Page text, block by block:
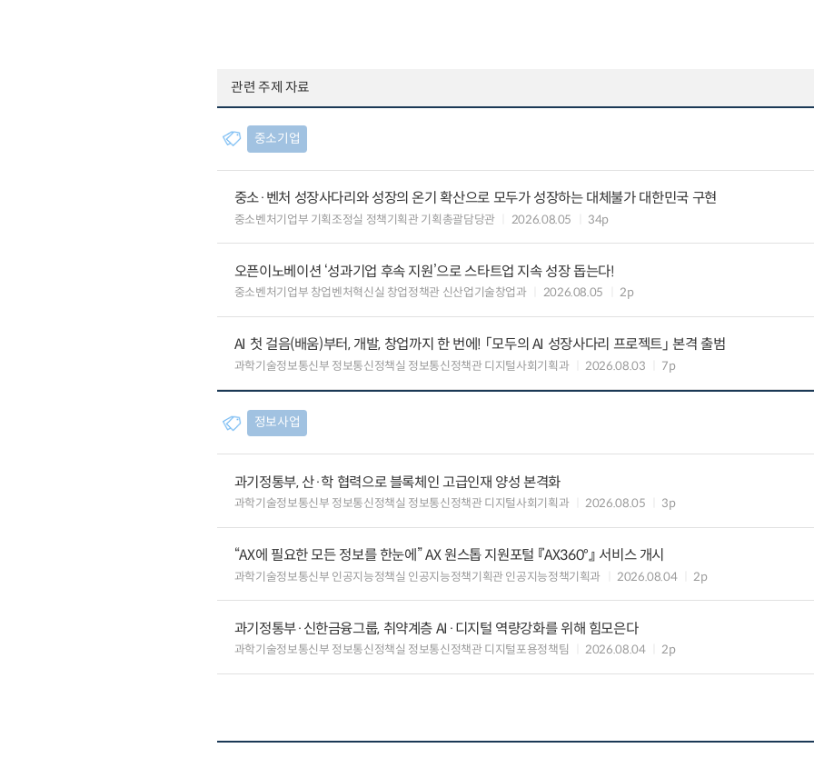
관련 주제 자료
중소기업
중소·벤처 성장사다리와 성장의 온기 확산으로 모두가 성장하는 대체불가 대한민국 구현
중소벤처기업부 기획조정실 정책기획관 기획총괄담당관 2026.08.05 34p
오픈이노베이션 ‘성과기업 후속 지원’으로 스타트업 지속 성장 돕는다!
중소벤처기업부 창업벤처혁신실 창업정책관 신산업기술창업과 2026.08.05 2p
AI 첫 걸음(배움)부터, 개발, 창업까지 한 번에! 「모두의 AI 성장사다리 프로젝트」 본격 출범
과학기술정보통신부 정보통신정책실 정보통신정책관 디지털사회기획과 2026.08.03 7p
정보사업
과기정통부, 산·학 협력으로 블록체인 고급인재 양성 본격화
과학기술정보통신부 정보통신정책실 정보통신정책관 디지털사회기획과 2026.08.05 3p
“AX에 필요한 모든 정보를 한눈에” AX 원스톱 지원포털 『AX360°』 서비스 개시
과학기술정보통신부 인공지능정책실 인공지능정책기획관 인공지능정책기획과 2026.08.04 2p
과기정통부·신한금융그룹, 취약계층 AI·디지털 역량강화를 위해 힘모은다
과학기술정보통신부 정보통신정책실 정보통신정책관 디지털포용정책팀 2026.08.04 2p